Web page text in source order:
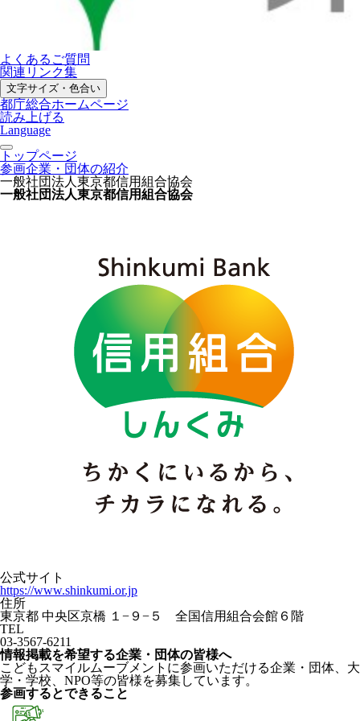
よくあるご質問
関連リンク集
文字サイズ・色合い
都庁総合ホームページ
読み上げる
Language
トップページ
参画企業・団体の紹介
一般社団法人東京都信用組合協会
一般社団法人東京都信用組合協会
公式サイト
https://www.shinkumi.or.jp
住所
東京都 中央区京橋 １−９−５ 全国信用組合会館６階
TEL
03-3567-6211
情報掲載を希望する企業・団体の皆様へ
こどもスマイルムーブメントに参画いただける企業・団体、大
学・学校、NPO等の皆様を募集しています。
参画するとできること